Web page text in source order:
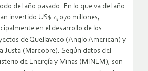
del año pasado. En lo que va del año
invertido US$ 4,070 millones,
en el desarrollo de los
de Quellaveco (Anglo American) y
Justa (Marcobre). Según datos del
de Energía y Minas (MINEM), son